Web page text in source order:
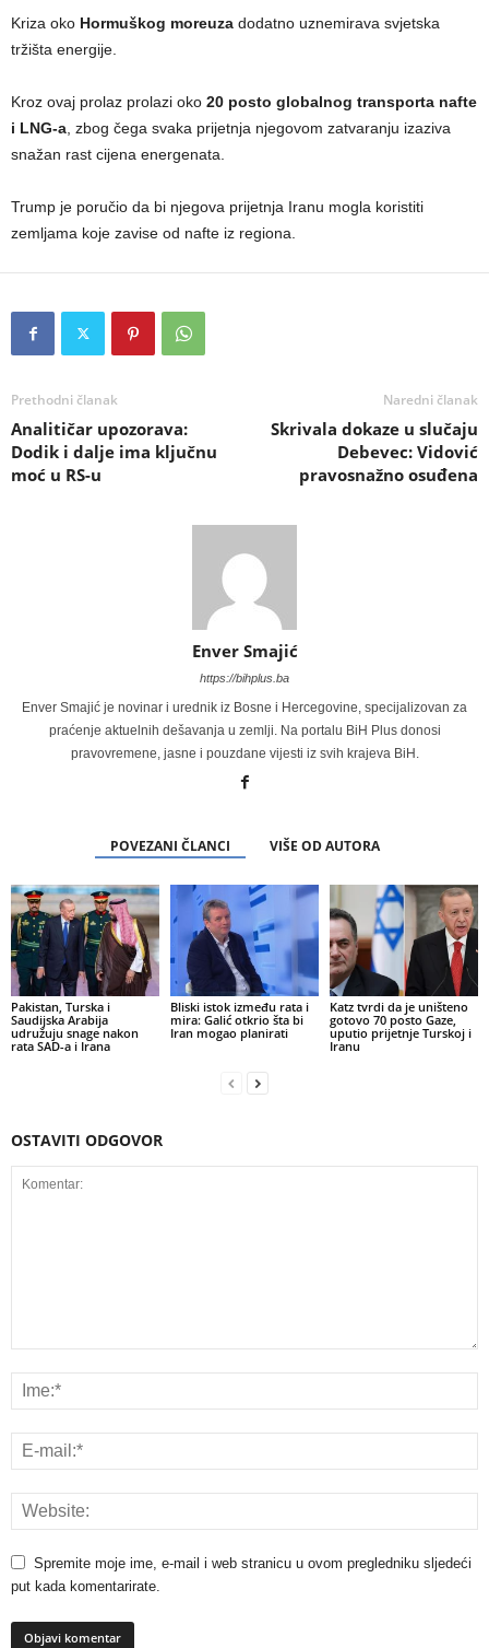
Kriza oko Hormuškog moreuza dodatno uznemirava svjetska
tržišta energije.
Kroz ovaj prolaz prolazi oko 20 posto globalnog transporta nafte
i LNG-a, zbog čega svaka prijetnja njegovom zatvaranju izaziva
snažan rast cijena energenata.
Trump je poručio da bi njegova prijetnja Iranu mogla koristiti
zemljama koje zavise od nafte iz regiona.
Prethodni članak
Analitičar upozorava:
Dodik i dalje ima ključnu
moć u RS-u
Naredni članak
Skrivala dokaze u slučaju
Debevec: Vidović
pravosnažno osuđena
Enver Smajić
https://bihplus.ba
Enver Smajić je novinar i urednik iz Bosne i Hercegovine, specijalizovan za
praćenje aktuelnih dešavanja u zemlji. Na portalu BiH Plus donosi
pravovremene, jasne i pouzdane vijesti iz svih krajeva BiH.
POVEZANI ČLANCI VIŠE OD AUTORA
Pakistan, Turska i
Saudijska Arabija
udružuju snage nakon
rata SAD-a i Irana
Bliski istok između rata i
mira: Galić otkrio šta bi
Iran mogao planirati
Katz tvrdi da je uništeno
gotovo 70 posto Gaze,
uputio prijetnje Turskoj i
Iranu
OSTAVITI ODGOVOR
Spremite moje ime, e-mail i web stranicu u ovom pregledniku sljedeći
put kada komentarirate.